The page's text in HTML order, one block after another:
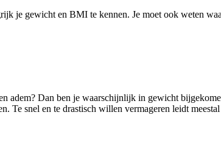
je gewicht en BMI te kennen. Je moet ook weten
adem? Dan ben je waarschijnlijk in gewicht
Te snel en te drastisch willen vermageren leidt